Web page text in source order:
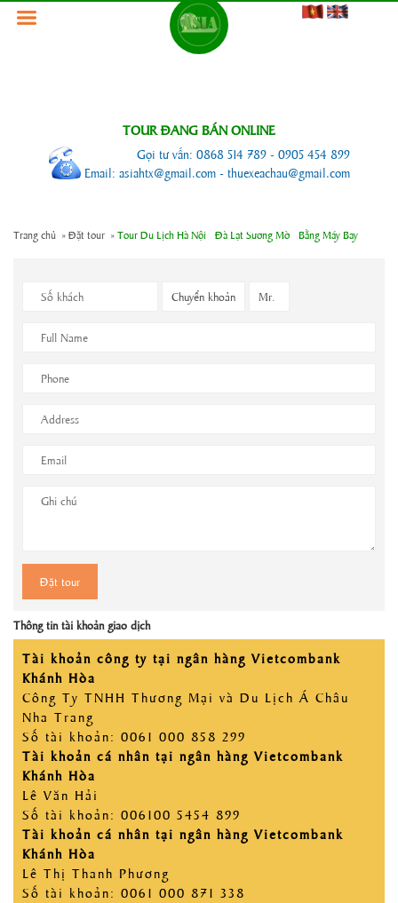
TOUR ĐANG BÁN ONLINE
Gọi tư vấn: 0868 514 789 - 0905 454 899
Email: asiahtx@gmail.com - thuexeachau@gmail.com
Trang chủ »Đặt tour »Tour Du Lịch Hà Nội - Đà Lạt Sương Mờ - Bằng Máy Bay
Thông tin tài khoản giao dịch
Tài khoản công ty tại ngân hàng Vietcombank
Khánh Hòa
Công Ty TNHH Thương Mại và Du Lịch Á Châu
Nha Trang
Số tài khoản: 0061 000 858 299
Tài khoản cá nhân tại ngân hàng Vietcombank
Khánh Hòa
Lê Văn Hải
Số tài khoản: 006100 5454 899
Tài khoản cá nhân tại ngân hàng Vietcombank
Khánh Hòa
Lê Thị Thanh Phương
Số tài khoản: 0061 000 871 338